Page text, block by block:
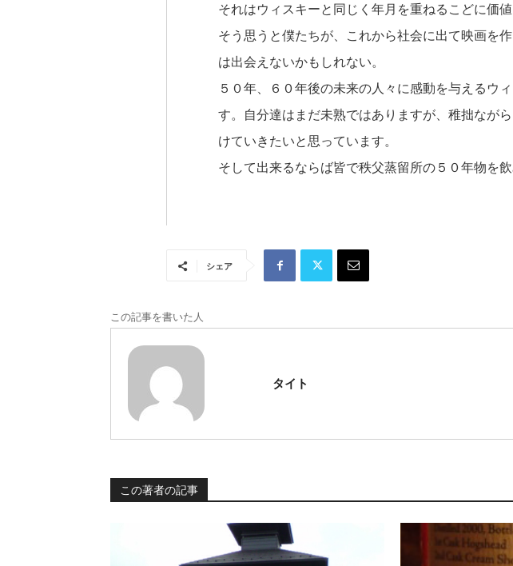
それはウィスキーと同じく年月を重ねるこどに価値
そう思うと僕たちが、これから社会に出て映画を
は出会えないかもしれない。
５０年、６０年後の未来の人々に感動を与えるウ
す。自分達はまだ未熟ではありますが、稚拙なが
けていきたいと思っています。
そして出来るならば皆で秩父蒸留所の５０年物を
シェア
この記事を書いた人
タイト
この著者の記事